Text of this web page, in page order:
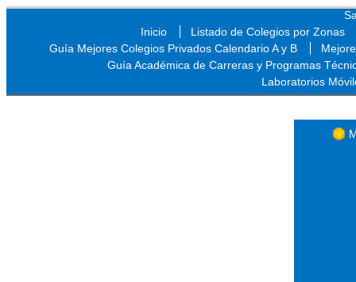
Inicio
Listado de Colegios por Zonas
Guía Mejores Colegios Privados Calendario A y B
Guía Académica de Carreras y Programas
Laboratorios